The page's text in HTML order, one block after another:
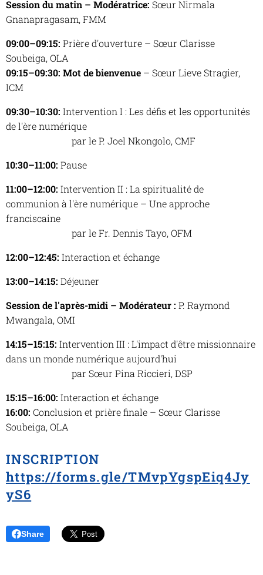
Session du matin – Modératrice: Sœur Nirmala
Gnanapragasam, FMM
09:00–09:15: Prière d'ouverture – Sœur Clarisse
Soubeiga, OLA
09:15–09:30: Mot de bienvenue – Sœur Lieve Stragier,
ICM
09:30–10:30: Intervention I : Les défis et les opportunités
de l'ère numérique
par le P. Joel Nkongolo, CMF
10:30–11:00: Pause
11:00–12:00: Intervention II : La spiritualité de
communion à l'ère numérique – Une approche
franciscaine
par leFr. Dennis Tayo, OFM
12:00–12:45: Interaction et échange
13:00–14:15: Déjeuner
Session de l'après-midi – Modérateur : P. Raymond
Mwangala, OMI
14:15–15:15: Intervention III : L'impact d'être missionnaire
dans un monde numérique aujourd'hui
par Sœur Pina Riccieri, DSP
15:15–16:00: Interaction et échange
16:00: Conclusion et prière finale – Sœur Clarisse
Soubeiga, OLA
INSCRIPTION
https://forms.gle/TMvpYgspEiq4Jy
yS6
Share